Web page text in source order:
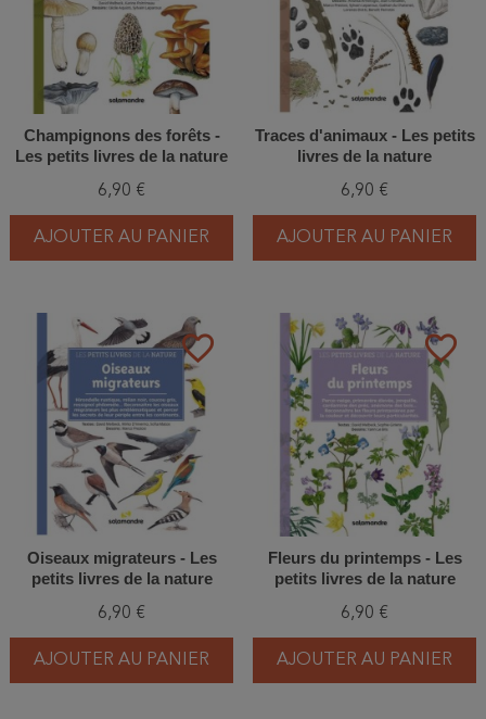
Champignons des forêts -
Les petits livres de la nature
6,90 €
AJOUTER AU PANIER
Traces d'animaux - Les petits
livres de la nature
6,90 €
AJOUTER AU PANIER
favorite_border
Oiseaux migrateurs - Les
petits livres de la nature
6,90 €
AJOUTER AU PANIER
favorite_border
Fleurs du printemps - Les
petits livres de la nature
6,90 €
AJOUTER AU PANIER